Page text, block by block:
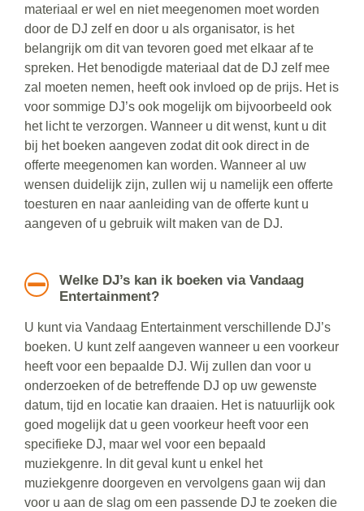
materiaal er wel en niet meegenomen moet worden
door de DJ zelf en door u als organisator, is het
belangrijk om dit van tevoren goed met elkaar af te
spreken. Het benodigde materiaal dat de DJ zelf mee
zal moeten nemen, heeft ook invloed op de prijs. Het is
voor sommige DJ’s ook mogelijk om bijvoorbeeld ook
het licht te verzorgen. Wanneer u dit wenst, kunt u dit
bij het boeken aangeven zodat dit ook direct in de
offerte meegenomen kan worden. Wanneer al uw
wensen duidelijk zijn, zullen wij u namelijk een offerte
toesturen en naar aanleiding van de offerte kunt u
aangeven of u gebruik wilt maken van de DJ.
Welke DJ’s kan ik boeken via Vandaag
Entertainment?
U kunt via Vandaag Entertainment verschillende DJ’s
boeken. U kunt zelf aangeven wanneer u een voorkeur
heeft voor een bepaalde DJ. Wij zullen dan voor u
onderzoeken of de betreffende DJ op uw gewenste
datum, tijd en locatie kan draaien. Het is natuurlijk ook
goed mogelijk dat u geen voorkeur heeft voor een
specifieke DJ, maar wel voor een bepaald
muziekgenre. In dit geval kunt u enkel het
muziekgenre doorgeven en vervolgens gaan wij dan
voor u aan de slag om een passende DJ te zoeken die